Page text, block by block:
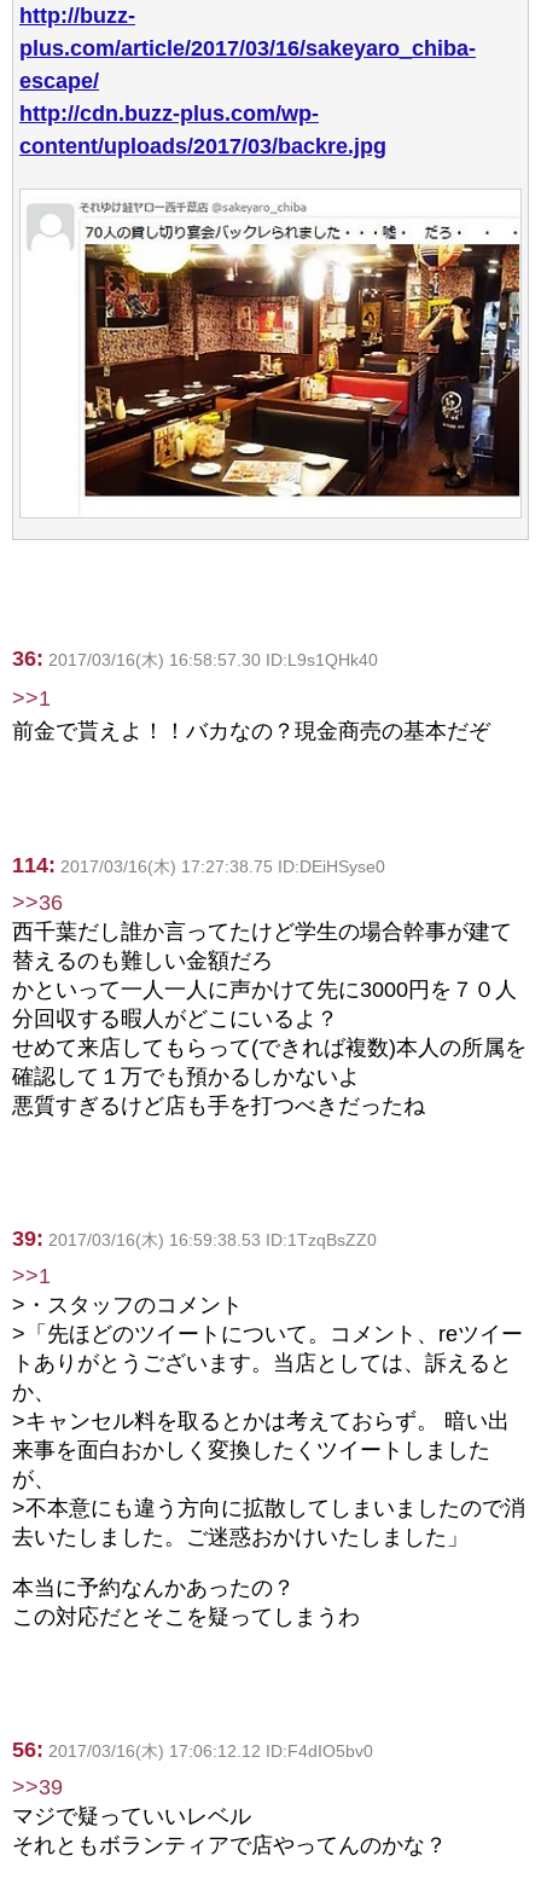
http://buzz-
plus.com/article/2017/03/16/sakeyaro_chiba-
escape/
http://cdn.buzz-plus.com/wp-
content/uploads/2017/03/backre.jpg
36: 2017/03/16(木) 16:58:57.30 ID:L9s1QHk40
>>1
前金で貰えよ！！バカなの？現金商売の基本だぞ
114: 2017/03/16(木) 17:27:38.75 ID:DEiHSyse0
>>36
西千葉だし誰か言ってたけど学生の場合幹事が建て
替えるのも難しい金額だろ
かといって一人一人に声かけて先に3000円を７０人
分回収する暇人がどこにいるよ？
せめて来店してもらって(できれば複数)本人の所属を
確認して１万でも預かるしかないよ
悪質すぎるけど店も手を打つべきだったね
39: 2017/03/16(木) 16:59:38.53 ID:1TzqBsZZ0
>>1
>・スタッフのコメント
>「先ほどのツイートについて。コメント、reツイー
トありがとうございます。当店としては、訴えると
か、
>キャンセル料を取るとかは考えておらず。 暗い出
来事を面白おかしく変換したくツイートしました
が、
>不本意にも違う方向に拡散してしまいましたので消
去いたしました。ご迷惑おかけいたしました」
本当に予約なんかあったの？
この対応だとそこを疑ってしまうわ
56: 2017/03/16(木) 17:06:12.12 ID:F4dIO5bv0
>>39
マジで疑っていいレベル
それともボランティアで店やってんのかな？